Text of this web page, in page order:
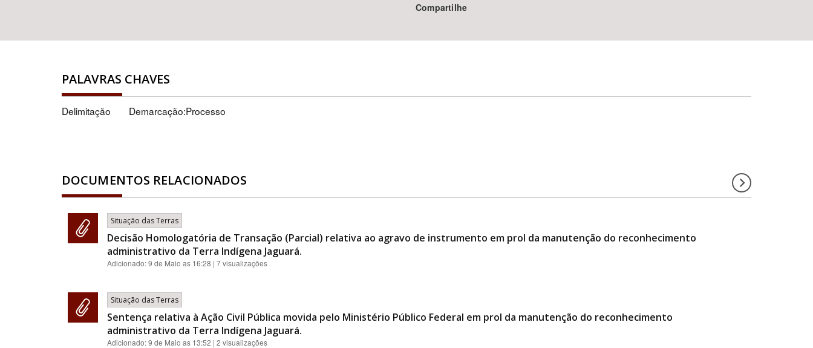
Compartilhe
PALAVRAS CHAVES
Delimitação Demarcação:Processo
DOCUMENTOS RELACIONADOS
Situação das Terras
Decisão Homologatória de Transação (Parcial) relativa ao agravo de instrumento em prol da manutenção do reconhecimento
administrativo da Terra Indígena Jaguará.
Adicionado:9 de Maio as 16:28 | 7 visualizações
Situação das Terras
Sentença relativa à Ação Civil Pública movida pelo Ministério Público Federal em prol da manutenção do reconhecimento
administrativo da Terra Indígena Jaguará.
Adicionado:9 de Maio as 13:52 | 2 visualizações